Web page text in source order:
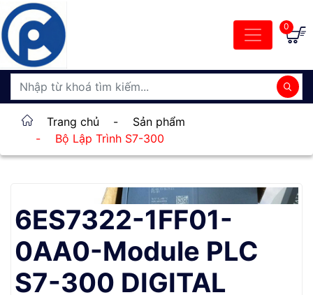
0
Trang chủ -
Sản phẩm
-
Bộ Lập Trình S7-300
6ES7322-1FF01-
0AA0-Module PLC
S7-300 DIGITAL